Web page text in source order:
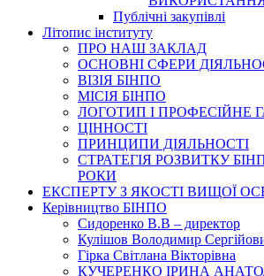
Публічні закупівлі
Літопис інституту
ПРО НАШ ЗАКЛАД
ОСНОВНІ СФЕРИ
ВІЗІЯ БІНПО
МІСІЯ БІНПО
ЛОГОТИП І ПРОФЕСІЙНЕ
ЦІННОСТІ
ПРИНЦИПИ ДІЯЛЬНОСТІ
СТРАТЕГІЯ РОЗВИТКУ
РОКИ
ЕКСПЕРТУ З ЯКОСТІ ВИЩОЇ
Керівництво БІНПО
Сидоренко В.В – директор
Кулішов Володимир
Гірка Світлана Вікторівна
КУЧЕРЕНКО ІРИНА